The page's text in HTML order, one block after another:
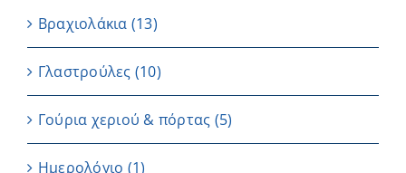
Βραχιολάκια (13)
Γλαστρούλες (10)
Γούρια χεριού & πόρτας (5)
Ημερολόγιο (1)